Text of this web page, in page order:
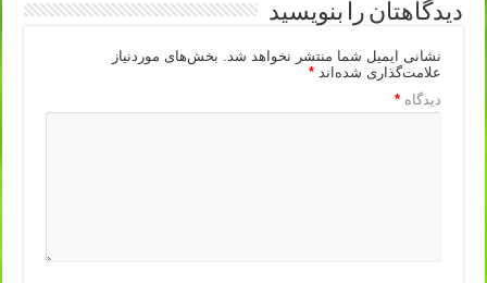
دیدگاهتان را بنویسید
نشانی ایمیل شما منتشر نخواهد شد. بخش‌های موردنیاز
علامت‌گذاری شده‌اند*
دیدگاه*